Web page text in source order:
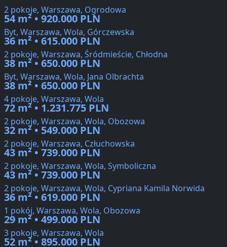
2 pokoje, Warszawa, Ogrodowa
54 m² • 920.000 PLN
Byt, Warszawa, Wola, Górczewska
36 m² • 615.000 PLN
2 pokoje, Warszawa, Śródmieście, Chłodna
38 m² • 650.000 PLN
Byt, Warszawa, Wola, Jana Olbrachta
38 m² • 650.000 PLN
4 pokoje, Warszawa, Wola
72 m² • 1.231.775 PLN
2 pokoje, Warszawa, Wola, Obozowa
32 m² • 549.000 PLN
2 pokoje, Warszawa, Człuchowska
43 m² • 739.000 PLN
2 pokoje, Warszawa, Wola, Symboliczna
43 m² • 739.000 PLN
2 pokoje, Warszawa, Wola, Cypriana Kamila Norwida
36 m² • 619.000 PLN
1 pokój, Warszawa, Wola, Obozowa
29 m² • 499.000 PLN
3 pokoje, Warszawa, Wola
52 m² • 895.000 PLN